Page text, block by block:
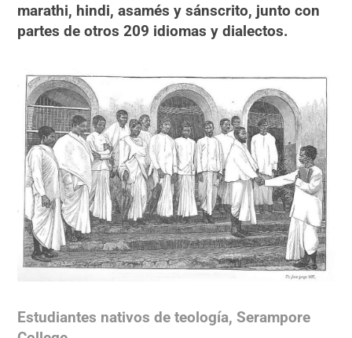
marathi, hindi, asamés y sánscrito, junto con
partes de otros 209 idiomas y dialectos.
Estudiantes nativos de teología, Serampore